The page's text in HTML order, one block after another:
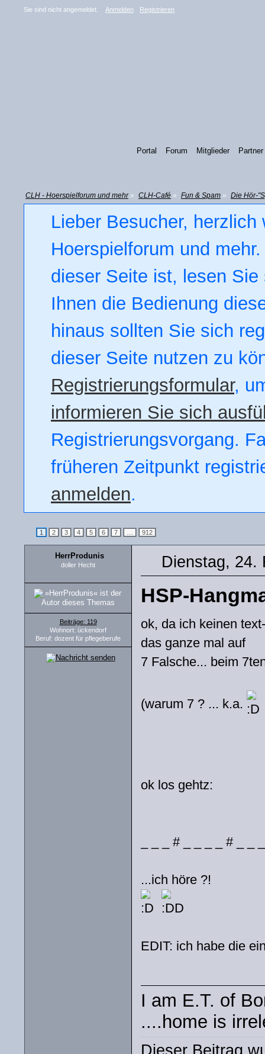
Sie sind nicht angemeldet. Anmelden Registrieren
Portal Forum Mitglieder Partner
CLH - Hoerspielforum und mehr» CLH-Café » Fun & Spam » Die Hör-
Lieber Besucher,
Hoerspielforum und
dieser Seite ist, lesen
Ihnen die Bedienung
hinaus sollten Sie sich
dieser Seite nutzen zu
Registrierungsformular,
informieren Sie sich
Registrierungsvorgang.
früheren Zeitpunkt
anmelden.
1 2 3 4 5 6 7 … 912
HerrProdunis
doller Hecht
Beiträge: 119
Wohnort: ückendorf
Beruf: dozent für pflegeberufe
Dienstag, 24.
HSP-
ok, da ich keinen
das ganze mal auf
7 Falsche... beim
(warum 7 ? ... k.a.
ok los gehtz:
_ _ _ # _ _ _ _ # _ _
...ich höre ?!
EDIT: ich habe die
I am E.T. of
....home is